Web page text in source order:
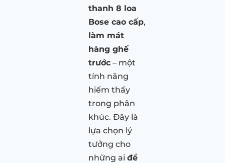
thanh 8 loa
Bose cao cấp,
làm mát
hàng ghế
trước – một
tính năng
hiếm thấy
trong phân
khúc. Đây là
lựa chọn lý
tưởng cho
những ai đề